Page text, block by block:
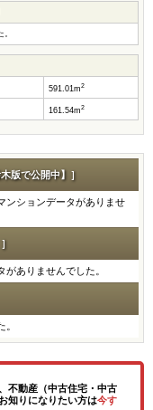
591.01m2
161.54m2
版で公開中】］
ンションデータがありませ
ありませんでした。
不動産（中古住宅・中古
知りになりたい方は今す